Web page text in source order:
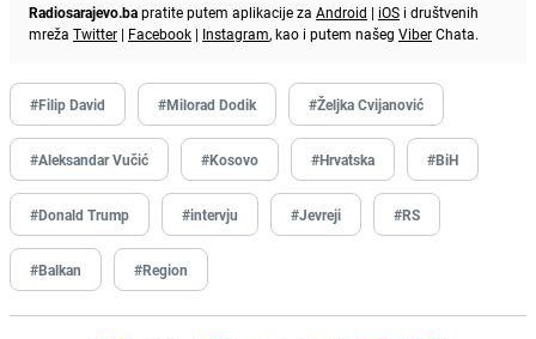
Radiosarajevo.bapratite putem aplikacije za Android | iOS i društvenih
mreža Twitter | Facebook | Instagram, kao i putem našeg ViberChata.
#Filip David #Milorad Dodik #Željka Cvijanović
#Aleksandar Vučić #Kosovo #Hrvatska #BiH
#Donald Trump #intervju #Jevreji #RS
#Balkan #Region